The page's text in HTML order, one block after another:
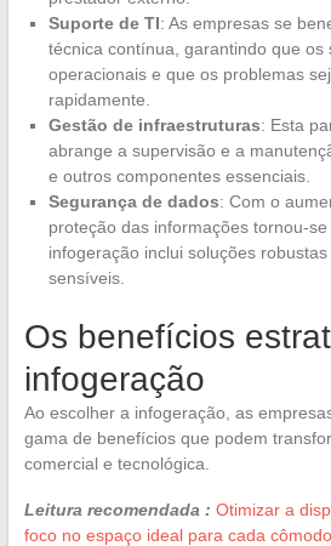
Suporte de TI: As empresas se
técnica contínua, garantindo que os
operacionais e que os problemas
rapidamente.
Gestão de infraestruturas: Esta
abrange a supervisão e a
e outros componentes essenciais.
Segurança de dados: Com o
proteção das informações tornou-
infogeração inclui soluções
sensíveis.
Os benefícios
infogeração
Ao escolher a infogeração, as
gama de benefícios que podem
comercial e tecnológica.
Leitura recomendada : Otimizar a
foco no espaço ideal para cada cômodo